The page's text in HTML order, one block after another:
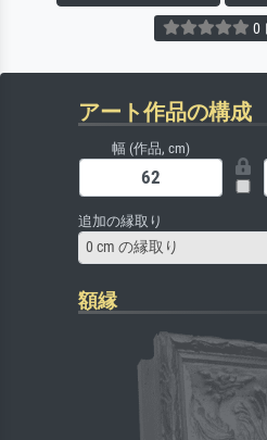
0
アート作品の構成
幅 (作品, cm)
追加の縁取り
0 cm の縁取り
額縁